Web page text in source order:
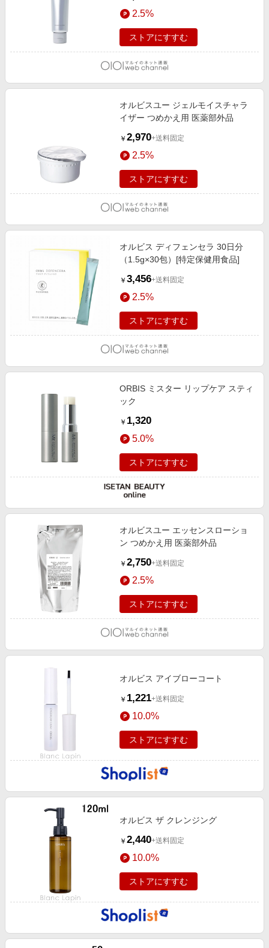
2.5%
ストアにすすむ
オルビスユー ジェルモイスチャラ
イザー つめかえ用 医薬部外品
￥ 2,970+送料固定
2.5%
ストアにすすむ
オルビス ディフェンセラ 30日分
（1.5g×30包）[特定保健用食品]
￥ 3,456+送料固定
2.5%
ストアにすすむ
ORBIS ミスター リップケア スティ
ック
￥ 1,320
5.0%
ストアにすすむ
オルビスユー エッセンスローショ
ン つめかえ用 医薬部外品
￥ 2,750+送料固定
2.5%
ストアにすすむ
オルビス アイブローコート
￥ 1,221+送料固定
10.0%
ストアにすすむ
オルビス ザ クレンジング
￥ 2,440+送料固定
10.0%
ストアにすすむ